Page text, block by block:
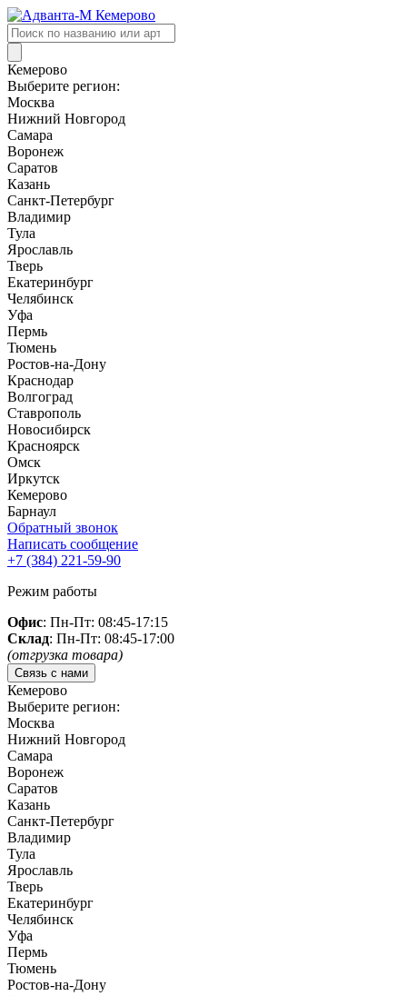
Поиск
товаров
Кемерово
Выберите регион:
Москва
Нижний Новгород
Самара
Воронеж
Саратов
Казань
Санкт-Петербург
Владимир
Тула
Ярославль
Тверь
Екатеринбург
Челябинск
Уфа
Пермь
Тюмень
Ростов-на-Дону
Краснодар
Волгоград
Ставрополь
Новосибирск
Красноярск
Омск
Иркутск
Кемерово
Барнаул
Обратный звонок
Написать сообщение
+7 (384) 221-59-90
Режим работы
Офис: Пн-Пт: 08:45-17:15
Склад: Пн-Пт: 08:45-17:00
(отгрузка товара)
Связь с нами
Кемерово
Выберите регион:
Москва
Нижний Новгород
Самара
Воронеж
Саратов
Казань
Санкт-Петербург
Владимир
Тула
Ярославль
Тверь
Екатеринбург
Челябинск
Уфа
Пермь
Тюмень
Ростов-на-Дону